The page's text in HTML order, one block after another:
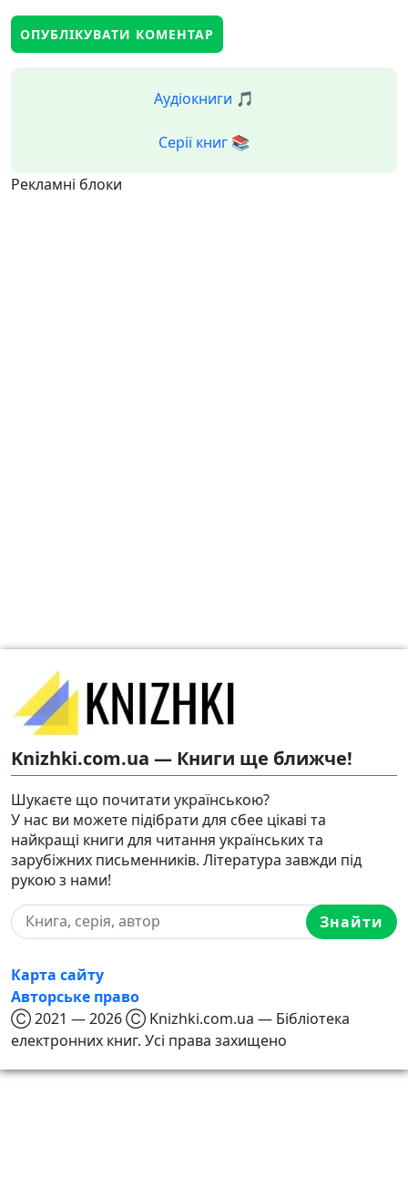
Аудіокниги 🎵
Серії книг 📚
Рекламні блоки
Knizhki.com.ua — Книги ще ближче!
Шукаєте що почитати українською?
У нас ви можете підібрати для сбее цікаві та
найкращі книги для читання українських та
зарубіжних письменників. Література завжди під
рукою з нами!
Знайти
Карта сайту
Авторське право
Ⓒ 2021 — 2026 Ⓒ Knizhki.com.ua — Бібліотека
електронних книг. Усі права захищено